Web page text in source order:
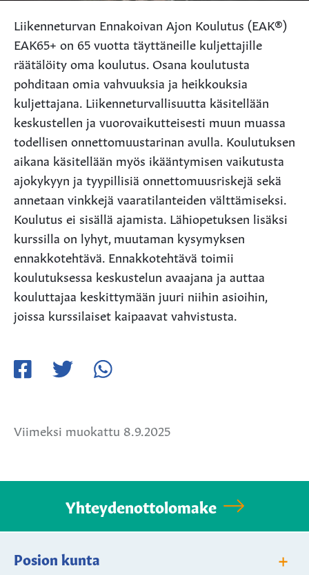
Liikenneturvan Ennakoivan Ajon Koulutus (EAK®)
EAK65+ on 65 vuotta täyttäneille kuljettajille
räätälöity oma koulutus. Osana koulutusta
pohditaan omia vahvuuksia ja heikkouksia
kuljettajana. Liikenneturvallisuutta käsitellään
keskustellen ja vuorovaikutteisesti muun muassa
todellisen onnettomuustarinan avulla. Koulutuksen
aikana käsitellään myös ikääntymisen vaikutusta
ajokykyyn ja tyypillisiä onnettomuusriskejä sekä
annetaan vinkkejä vaaratilanteiden välttämiseksi.
Koulutus ei sisällä ajamista. Lähiopetuksen lisäksi
kurssilla on lyhyt, muutaman kysymyksen
ennakkotehtävä. Ennakkotehtävä toimii
koulutuksessa keskustelun avaajana ja auttaa
kouluttajaa keskittymään juuri niihin asioihin,
joissa kurssilaiset kaipaavat vahvistusta.
Viimeksi muokattu 8.9.2025
Yhteydenottolomake
Posion kunta +